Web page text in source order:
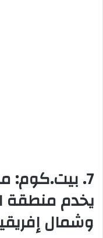
7. بيت.كوم:
يخدم منطقة
وشمال